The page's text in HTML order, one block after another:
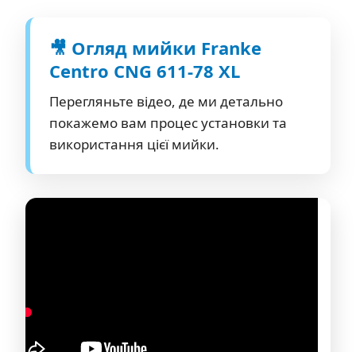
🎥 Огляд мийки Franke
Centro CNG 611-78 XL
Перегляньте відео, де ми детально
покажемо вам процес установки та
використання цієї мийки.